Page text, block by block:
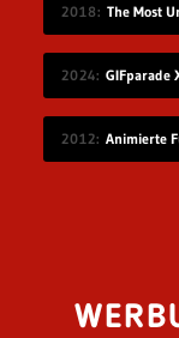
2018
2024 GIFparade
2012 Animierte